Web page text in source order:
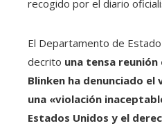
recogido por el diario
El Departamento de
decrito una tensa reunión
Blinken ha denunciado
una «violación
Estados Unidos y el